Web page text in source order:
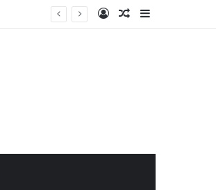
Log InRandom Article
Sidebar